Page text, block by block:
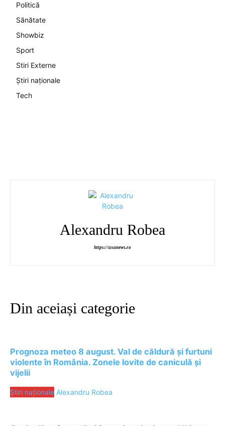
Politică
Sănătate
Showbiz
Sport
Stiri Externe
Știri naționale
Tech
Alexandru Robea
https://axanews.ro
Din aceiași categorie
Prognoza meteo 8 august. Val de căldură și furtuni
violente în România. Zonele lovite de caniculă și
vijelii
Știri naționale Alexandru Robea